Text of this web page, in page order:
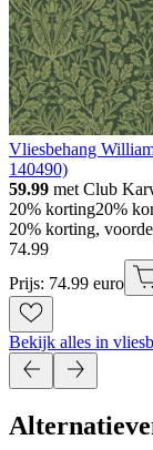
Vliesbehang
140490)
59.99 met Club
20% korting20%
20% korting,
74.99
Prijs: 74.99 euro
Bekijk alles in